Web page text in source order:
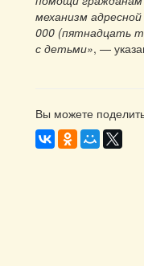
механизм
000 (пятнадцать
с детьми», —
Вы можете